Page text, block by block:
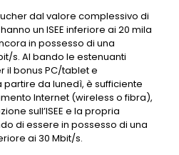
dal valore complessivo di
un ISEE inferiore ai 20 mila
in possesso di una
s. Al bando le estenuanti
il bonus PC/tablet e
da lunedì, è sufficiente
Internet (wireless o fibra),
sull’ISEE e la propria
di essere in possesso di una
ai 30 Mbit/s.